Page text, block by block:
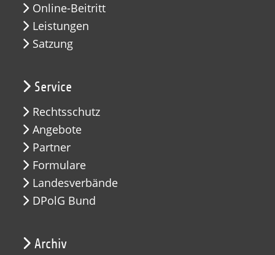
Online-Beitritt
Leistungen
Satzung
Service
Rechtsschutz
Angebote
Partner
Formulare
Landesverbände
DPolG Bund
Archiv